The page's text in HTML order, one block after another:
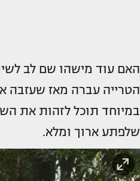
האם עוד מישהו שם לב
הטרייה עברה מאז שעזבה
במיוחד תוכל לזהות את
שלפתע ארוך ומלא.